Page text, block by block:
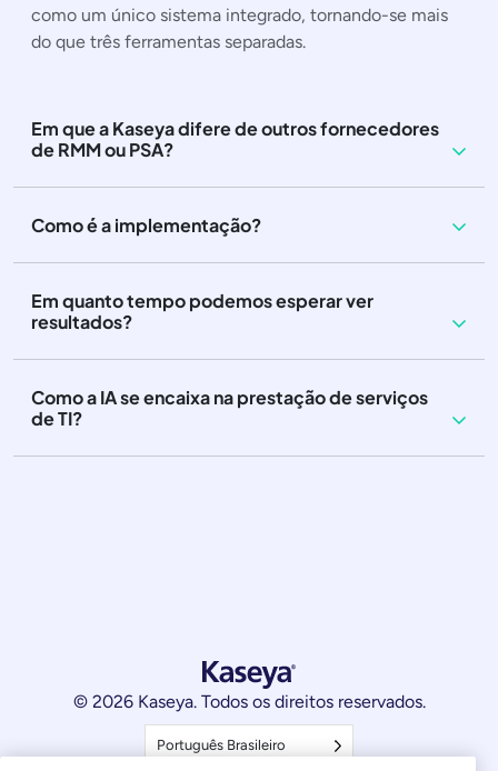
como um único sistema integrado, tornando-se mais
do que três ferramentas separadas.
Em que a Kaseya difere de outros fornecedores
de RMM ou PSA?
Como é a implementação?
Em quanto tempo podemos esperar ver
resultados?
Como a IA se encaixa na prestação de serviços
de TI?
© 2026 Kaseya. Todos os direitos reservados.
Português Brasileiro